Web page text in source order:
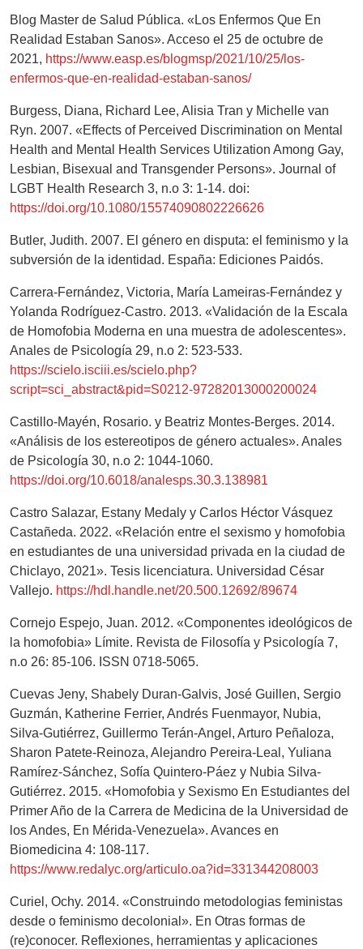
Blog Master de Salud Pública. «Los Enfermos Que En
Realidad Estaban Sanos». Acceso el 25 de octubre de
2021, https://www.easp.es/blogmsp/2021/10/25/los-
enfermos-que-en-realidad-estaban-sanos/
Burgess, Diana, Richard Lee, Alisia Tran y Michelle van
Ryn. 2007. «Effects of Perceived Discrimination on Mental
Health and Mental Health Services Utilization Among Gay,
Lesbian, Bisexual and Transgender Persons». Journal of
LGBT Health Research 3, n.o 3: 1-14. doi:
https://doi.org/10.1080/15574090802226626
Butler, Judith. 2007. El género en disputa: el feminismo y la
subversión de la identidad. España: Ediciones Paidós.
Carrera-Fernández, Victoria, María Lameiras-Fernández y
Yolanda Rodríguez-Castro. 2013. «Validación de la Escala
de Homofobia Moderna en una muestra de adolescentes».
Anales de Psicología 29, n.o 2: 523-533.
https://scielo.isciii.es/scielo.php?
script=sci_abstract&pid=S0212-97282013000200024
Castillo-Mayén, Rosario. y Beatriz Montes-Berges. 2014.
«Análisis de los estereotipos de género actuales». Anales
de Psicología 30, n.o 2: 1044-1060.
https://doi.org/10.6018/analesps.30.3.138981
Castro Salazar, Estany Medaly y Carlos Héctor Vásquez
Castañeda. 2022. «Relación entre el sexismo y homofobia
en estudiantes de una universidad privada en la ciudad de
Chiclayo, 2021». Tesis licenciatura. Universidad César
Vallejo. https://hdl.handle.net/20.500.12692/89674
Cornejo Espejo, Juan. 2012. «Componentes ideológicos de
la homofobia» Límite. Revista de Filosofía y Psicología 7,
n.o 26: 85-106. ISSN 0718-5065.
Cuevas Jeny, Shabely Duran-Galvis, José Guillen, Sergio
Guzmán, Katherine Ferrier, Andrés Fuenmayor, Nubia,
Silva-Gutiérrez, Guillermo Terán-Angel, Arturo Peñaloza,
Sharon Patete-Reinoza, Alejandro Pereira-Leal, Yuliana
Ramírez-Sánchez, Sofía Quintero-Páez y Nubia Silva-
Gutiérrez. 2015. «Homofobia y Sexismo En Estudiantes del
Primer Año de la Carrera de Medicina de la Universidad de
los Andes, En Mérida-Venezuela». Avances en
Biomedicina 4: 108-117.
https://www.redalyc.org/articulo.oa?id=331344208003
Curiel, Ochy. 2014. «Construindo metodologias feministas
desde o feminismo decolonial». En Otras formas de
(re)conocer. Reflexiones, herramientas y aplicaciones